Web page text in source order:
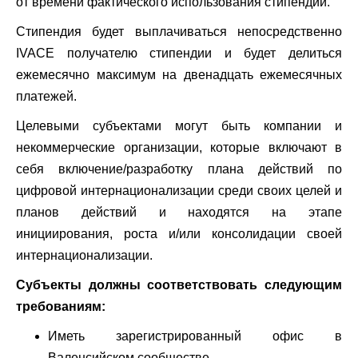
Стипендия будет выплачиваться непосредственно
IVACE получателю стипендии и будет делиться
ежемесячно максимум на двенадцать ежемесячных
платежей.
Целевыми субъектами могут быть компании и
некоммерческие организации, которые включают в
себя включение/разработку плана действий по
цифровой интернационализации среди своих целей и
планов действий и находятся на этапе
инициирования, роста и/или консолидации своей
интернационализации.
Субъекты должны соответствовать следующим
требованиям:
Иметь зарегистрированный офис в